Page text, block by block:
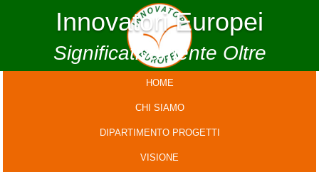
Innovatori Europei
Significativamente Oltre
HOME
CHI SIAMO
DIPARTIMENTO PROGETTI
VISIONE